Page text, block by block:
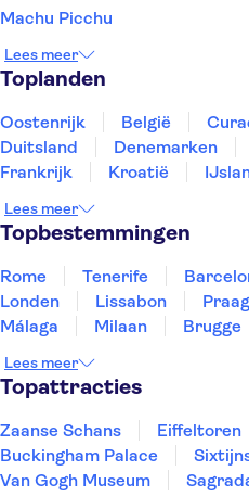
Machu Picchu
Lees meer
Toplanden
Oostenrijk België
Duitsland
Denemarken
Frankrijk
Kroatië
Slovenië
Thailand
Lees meer
Topbestemmingen
Rome Tenerife
Londen
Lissabon Praag
Málaga
Milaan Brugge
Eindhoven
Lees meer
Topattracties
Zaanse Schans Eiffeltoren
Buckingham Palace
Van Gogh Museum